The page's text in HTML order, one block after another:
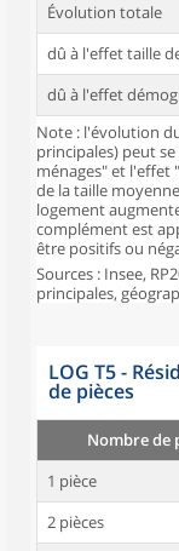
Évolution totale
dû à l'effet taille
dû à l'effet
Note : l'évolution
principales) peut
ménages" et l'effet
de la taille
logement
complément est
être positifs ou
Sources : Insee,
principales,
LOG T5 -
de pièces
Nombre de
1 pièce
2 pièces